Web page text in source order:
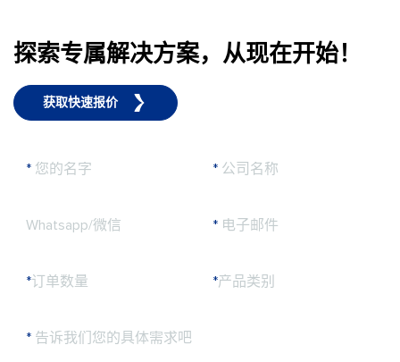
探索专属解决方案，从现在开始！
获取快速报价
* 您的名字 * 公司名称
Whatsapp/微信 * 电子邮件
*订单数量 *产品类别
* 告诉我们您的具体需求吧